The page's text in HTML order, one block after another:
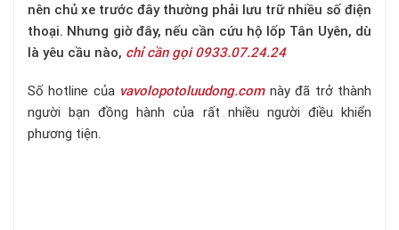
nên chủ xe trước đây thường phải lưu trữ nhiều số điện
thoại. Nhưng giờ đây, nếu cần cứu hộ lốp Tân Uyên, dù
là yêu cầu nào, chỉ cần gọi 0933.07.24.24
Số hotline của vavolopotoluudong.comnày đã trở thành
người bạn đồng hành của rất nhiều người điều khiển
phương tiện.